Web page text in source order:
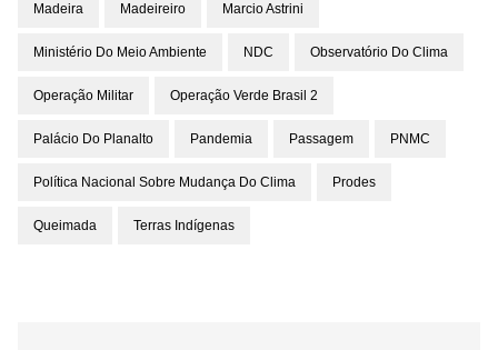
Madeira Madeireiro Marcio Astrini
Ministério Do Meio Ambiente NDC Observatório Do Clima
Operação Militar Operação Verde Brasil 2
Palácio Do Planalto Pandemia Passagem PNMC
Política Nacional Sobre Mudança Do Clima Prodes
Queimada Terras Indígenas